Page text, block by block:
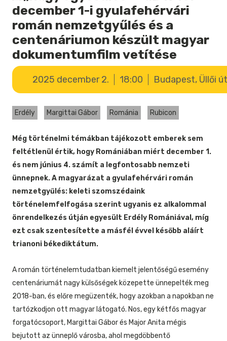
december 1-i gyulafehérvári
román nemzetgyűlés és a
centenáriumon készült magyar
dokumentumfilm vetítése
2025 december 2. 18:00 Budapest, Üllői
Erdély Margittai Gábor Románia Rubicon
Még történelmi témákban tájékozott emberek sem
feltétlenül értik, hogy Romániában miért december 1.
és nem június 4. számít a legfontosabb nemzeti
ünnepnek. A magyarázat a gyulafehérvári román
nemzetgyűlés: keleti szomszédaink
történelemfelfogása szerint ugyanis ez alkalommal
önrendelkezés útján egyesült Erdély Romániával, míg
ezt csak szentesítette a másfél évvel később aláírt
trianoni békediktátum.
A román történelemtudatban kiemelt jelentőségű esemény
centenáriumát nagy külsőségek közepette ünnepelték meg
2018-ban, és előre megüzenték, hogy azokban a napokban ne
tartózkodjon ott magyar látogató. Nos, egy kétfős magyar
forgatócsoport, Margittai Gábor és Major Anita mégis
bejutott az ünneplő városba, ahol megdöbbentő